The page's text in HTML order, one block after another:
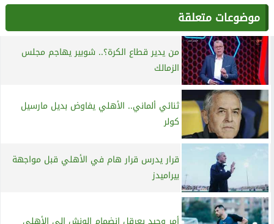
موضوعات متعلقة
من يدير قطاع الكرة؟.. شوبير يهاجم مجلس
الزمالك
ثنائي ألماني.. الأهلي يفاوض بديل مارسيل
كولر
قرار يدرس قرار هام في الأهلي قبل مواجهة
بيراميدز